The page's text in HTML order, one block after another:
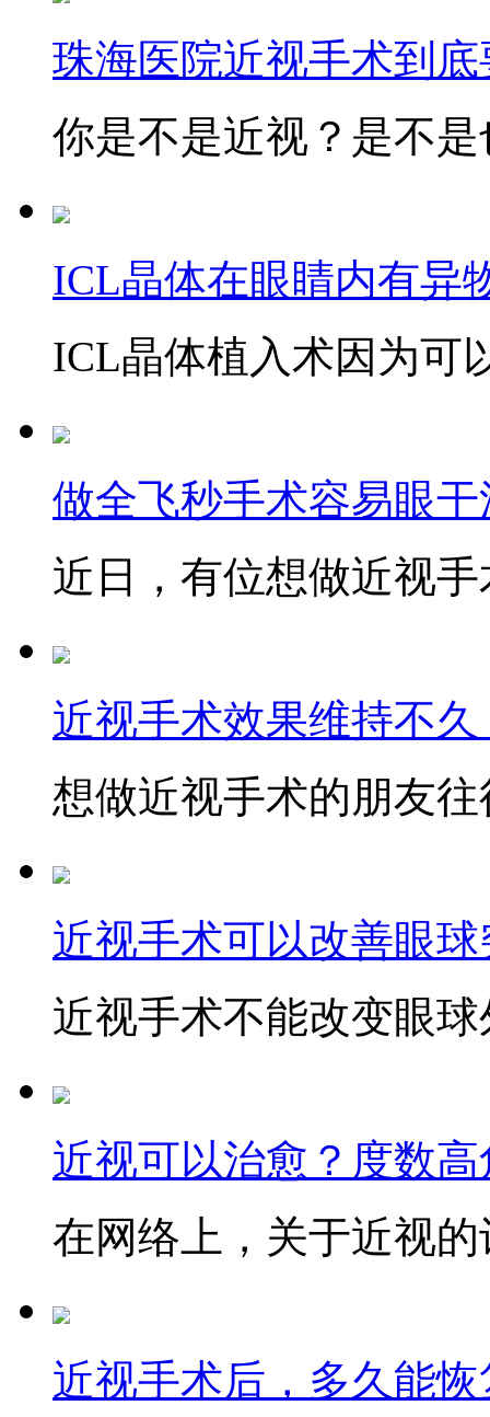
珠海医院近视手术到
你是不是近视？是不
ICL晶体在眼睛内有异
ICL晶体植入术因为可
做全飞秒手术容易眼
近日，有位想做近视
近视手术效果维持不
想做近视手术的朋友
近视手术可以改善眼
近视手术不能改变眼
近视可以治愈？度数
在网络上，关于近视
近视手术后，多久能